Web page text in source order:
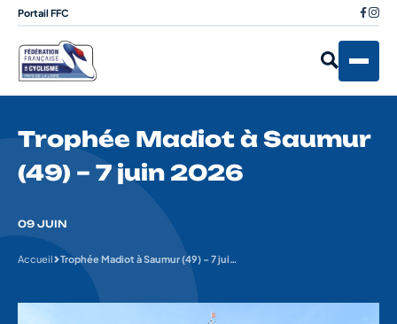
Portail FFC
Trophée Madiot à Saumur
(49) – 7 juin 2026
09 JUIN
Accueil Trophée Madiot à Saumur (49) – 7 juin 2026